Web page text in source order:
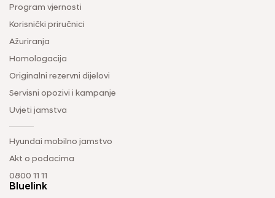
Program vjernosti
Korisnički priručnici
Ažuriranja
Homologacija
Originalni rezervni dijelovi
Servisni opozivi i kampanje
Uvjeti jamstva
Hyundai mobilno jamstvo
Akt o podacima
0800 11 11
Bluelink